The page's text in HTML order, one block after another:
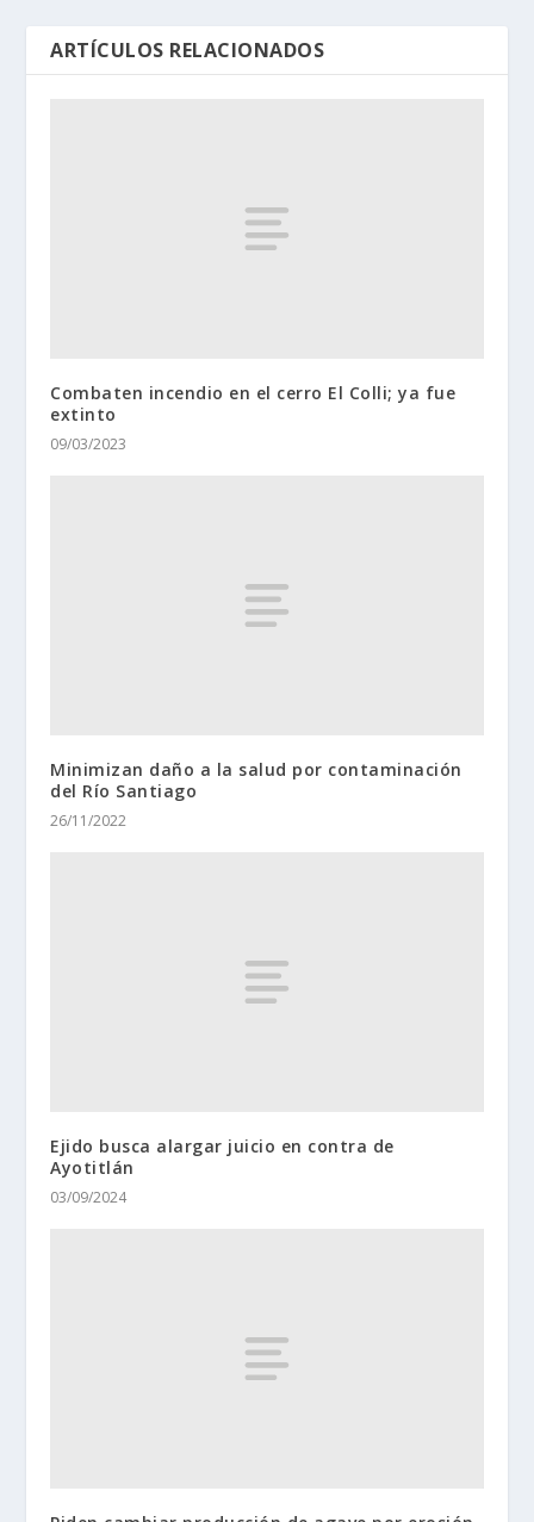
ARTÍCULOS RELACIONADOS
Combaten incendio en el cerro El Colli; ya fue
extinto
09/03/2023
Minimizan daño a la salud por contaminación
del Río Santiago
26/11/2022
Ejido busca alargar juicio en contra de
Ayotitlán
03/09/2024